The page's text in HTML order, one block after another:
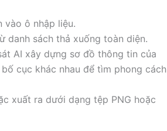
vào ô nhập liệu.
danh sách thả xuống toàn diện.
AI xây dựng sơ đồ thông tin của
cục khác nhau để tìm phong cách
xuất ra dưới dạng tệp PNG hoặc